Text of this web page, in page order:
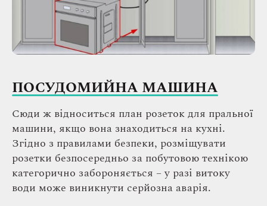
ПОСУДОМИЙНА МАШИНА
Сюди ж відноситься план розеток для пральної
машини, якщо вона знаходиться на кухні.
Згідно з правилами безпеки, розміщувати
розетки безпосередньо за побутовою технікою
категорично забороняється – у разі витоку
води може виникнути серйозна аварія.